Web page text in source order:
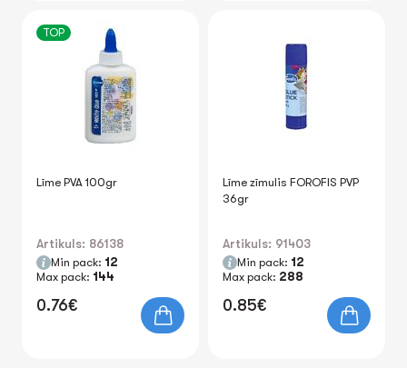
TOP
Līme PVA 100gr
Artikuls: 86138
Min pack: 12
Max pack: 144
0.76€
Līme zīmulis FOROFIS PVP
36gr
Artikuls: 91403
Min pack: 12
Max pack: 288
0.85€